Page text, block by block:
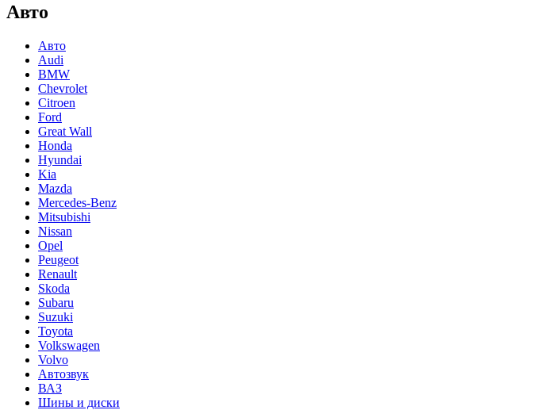
Авто
Авто
Audi
BMW
Chevrolet
Citroen
Ford
Great Wall
Honda
Hyundai
Kia
Mazda
Mercedes-Benz
Mitsubishi
Nissan
Opel
Peugeot
Renault
Skoda
Subaru
Suzuki
Toyota
Volkswagen
Volvo
Автозвук
ВАЗ
Шины и диски